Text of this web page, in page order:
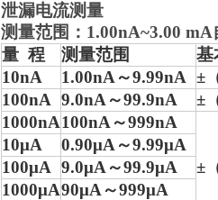
泄漏电流测量
测量范围：1.00nA~3.00 mA
量 程
测量范围
基
10nA
1.00nA～9.99nA ±
100nA 9.0nA～99.9nA
±
1000nA100nA～999nA
±
10μA
0.90μA～9.99μA
100μA 9.0μA～99.9μA
1000μA90μA～999μA